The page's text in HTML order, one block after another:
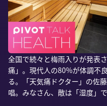
全国で続々と梅雨入りが発表
痛」。現代人の80%が体調不
る。「天気痛ドクター」の佐
唱。みなさん、敵は「湿度」で